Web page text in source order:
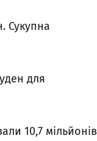
Сукупна
для
10,7 мільйонів